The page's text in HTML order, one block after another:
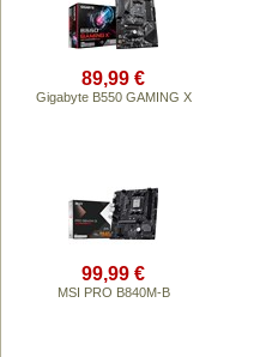
89,99 €
Gigabyte B550 GAMING X
99,99 €
MSI PRO B840M-B